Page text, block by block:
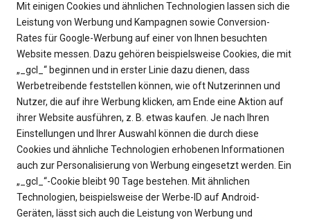
Mit einigen Cookies und ähnlichen Technologien lassen sich die
Leistung von Werbung und Kampagnen sowie Conversion-
Rates für Google-Werbung auf einer von Ihnen besuchten
Website messen. Dazu gehören beispielsweise Cookies, die mit
„_gcl_“ beginnen und in erster Linie dazu dienen, dass
Werbetreibende feststellen können, wie oft Nutzerinnen und
Nutzer, die auf ihre Werbung klicken, am Ende eine Aktion auf
ihrer Website ausführen, z. B. etwas kaufen. Je nach Ihren
Einstellungen und Ihrer Auswahl können die durch diese
Cookies und ähnliche Technologien erhobenen Informationen
auch zur Personalisierung von Werbung eingesetzt werden. Ein
„_gcl_“-Cookie bleibt 90 Tage bestehen. Mit ähnlichen
Technologien, beispielsweise der Werbe-ID auf Android-
Geräten, lässt sich auch die Leistung von Werbung und